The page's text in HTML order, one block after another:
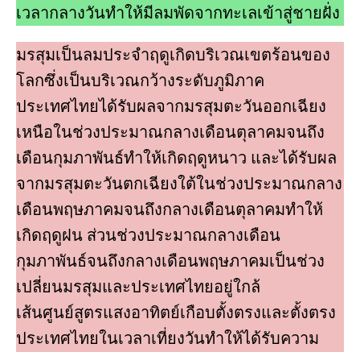
เวลากลางวันทําให้มีลมพัดจากทะเลเข้าสู่ชายฝั่ง
มรสุมเป็นลมประจําฤดูเกิดบริเวณเขตร้อนของ
โลกซึ่งเป็นบริเวณกว้างระดับภูมิภาค
ประเทศไทยได้รับผลจากมรสุมตะวันออกเฉียง
เหนือในช่วงประมาณกลางเดือนตุลาคมจนถึง
เดือนกุมภาพันธ์ทําให้เกิดฤดูหนาว และได้รับผล
จากมรสุมตะวันตกเฉียงใต้ในช่วงประมาณกลาง
เดือนพฤษภาคมจนถึงกลางเดือนตุลาคมทําให้
เกิดฤดูฝน ส่วนช่วงประมาณกลางเดือน
กุมภาพันธ์จนถึงกลางเดือนพฤษภาคมเป็นช่วง
เปลี่ยนมรสุมและประเทศไทยอยู่ใกล้
เส้นศูนย์สูตรแสงอาทิตย์เกือบตั้งตรงและตั้งตรง
ประเทศไทยในเวลาเที่ยงวันทําให้ได้รับความ